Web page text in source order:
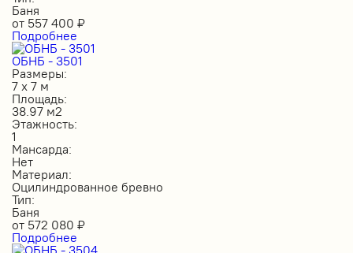
Баня
от 557 400 ₽
Подробнее
ОБНБ - 3501
Размеры:
7 х 7 м
Площадь:
38.97 м2
Этажность:
1
Мансарда:
Нет
Материал:
Оцилиндрованное бревно
Тип:
Баня
от 572 080 ₽
Подробнее